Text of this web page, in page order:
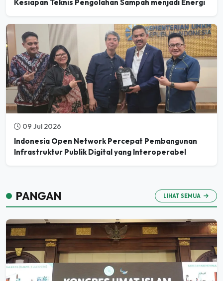
Kesiapan Teknis Pengolahan Sampah menjadi Energi
09 Jul 2026
Indonesia Open Network Percepat Pembangunan
Infrastruktur Publik Digital yang Interoperabel
PANGAN LIHAT SEMUA